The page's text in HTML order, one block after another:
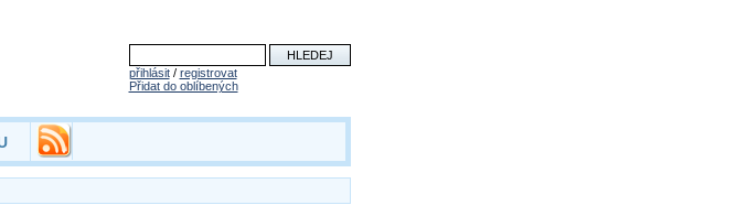
přihlásit/ registrovat
Přidat do oblíbených